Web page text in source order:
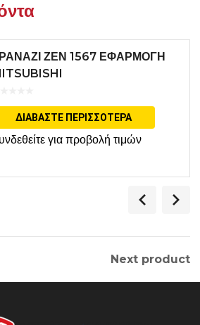
ΖΕΝ 1567 ΕΦΑΡΜΟΓΗ
ΔΙΑΒΆΣΤΕ ΠΕΡΙΣΣΌΤΕΡΑ
για προβολή τιμών
Next product